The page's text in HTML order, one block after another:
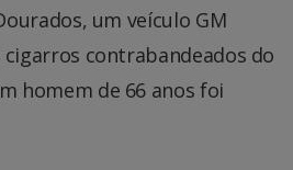
um veículo GM
contrabandeados do
homem de 66 anos foi